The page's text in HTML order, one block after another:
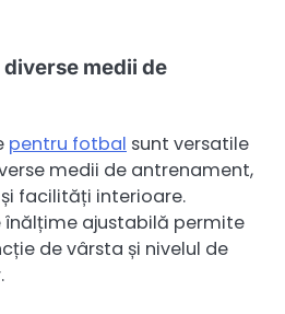
medii de
pentru fotbal sunt versatile
medii de antrenament,
facilități interioare.
ajustabilă permite
de vârsta și nivelul de